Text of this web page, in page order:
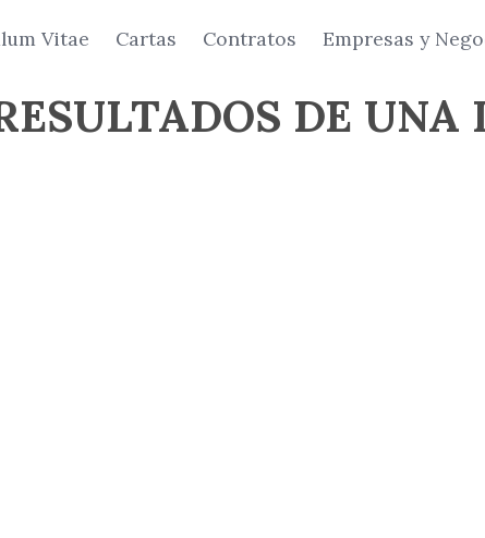
Vitae Cartas Contratos Empresas y
DE